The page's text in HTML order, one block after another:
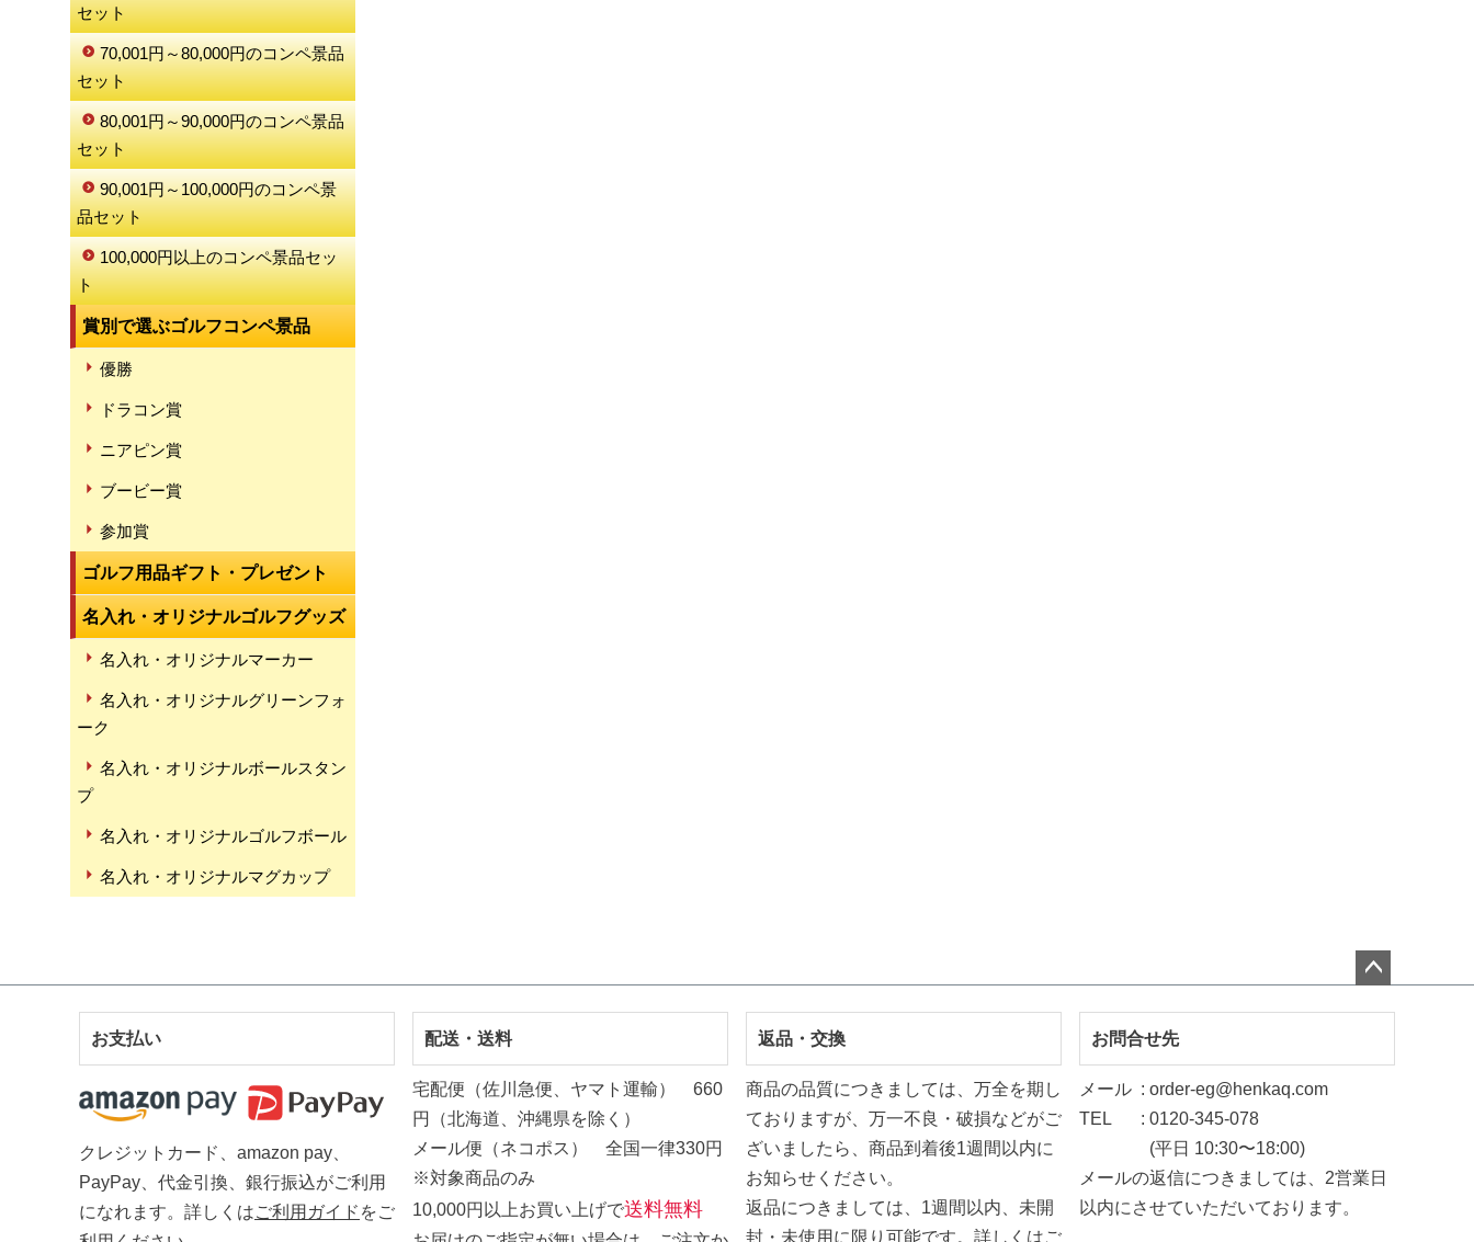
セット
70,001円～80,000円のコンペ景品
セット
80,001円～90,000円のコンペ景品
セット
90,001円～100,000円のコンペ景
品セット
100,000円以上のコンペ景品セッ
ト
賞別で選ぶゴルフコンペ景品
優勝
ドラコン賞
ニアピン賞
ブービー賞
参加賞
ゴルフ用品ギフト・プレゼント
名入れ・オリジナルゴルフグッズ
名入れ・オリジナルマーカー
名入れ・オリジナルグリーンフォ
ーク
名入れ・オリジナルボールスタン
プ
名入れ・オリジナルゴルフボール
名入れ・オリジナルマグカップ
ップ
お支払い
クレジットカード、amazon pay、
PayPay、代金引換、銀行振込がご利用
になれます。詳しくはご利用ガイド をご
配送・送料
宅配便（佐川急便、ヤマト運輸） 660
円（北海道、沖縄県を除く）
メール便（ネコポス） 全国一律330円
※対象商品のみ
10,000円以上お買い上げで送料無料
返品・交換
商品の品質につきましては、万全を期し
ておりますが、万一不良・破損などがご
ざいましたら、商品到着後1週間以内に
お知らせください。
返品につきましては、1週間以内、未開
封・未使用に限り可能です。詳しくはご
お問合せ先
メール
order-eg@henkaq.com
TEL
0120-345-078
(平日 10:30〜18:00)
メールの返信につきましては、2営業日
以内にさせていただいております。